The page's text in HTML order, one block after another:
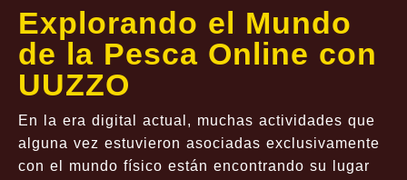
Explorando el Mundo
de la Pesca Online con
UUZZO
En la era digital actual, muchas actividades que
alguna vez estuvieron asociadas exclusivamente
con el mundo físico están encontrando su lugar